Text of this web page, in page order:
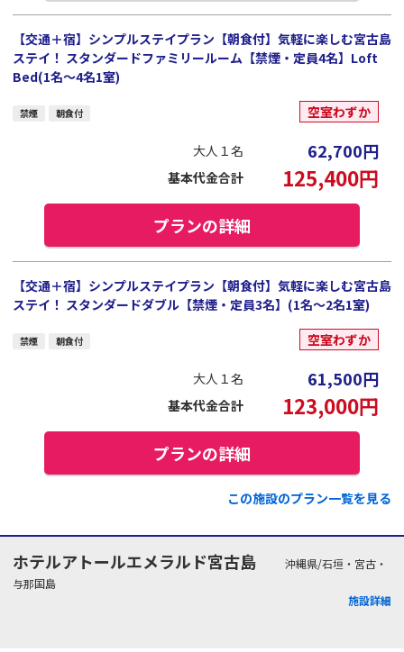
【交通＋宿】シンプルステイプラン【朝食付】気軽に楽しむ宮古島
ステイ！ スタンダードファミリールーム【禁煙・定員4名】Loft
Bed(1名～4名1室)
禁煙 朝食付 空室わずか
大人１名 62,700円
基本代金合計 125,400円
プランの詳細
【交通＋宿】シンプルステイプラン【朝食付】気軽に楽しむ宮古島
ステイ！ スタンダードダブル【禁煙・定員3名】(1名～2名1室)
禁煙 朝食付 空室わずか
大人１名 61,500円
基本代金合計 123,000円
プランの詳細
この施設のプラン一覧を見る
ホテルアトールエメラルド宮古島
沖縄県/石垣・宮古・
与那国島
施設詳細